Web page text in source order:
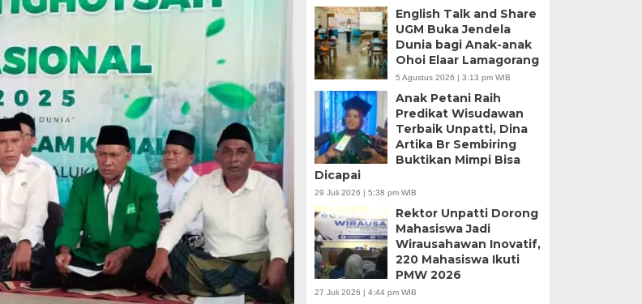
English Talk and Share
UGM Buka Jendela
Dunia bagi Anak-anak
Ohoi Elaar Lamagorang
5 Agustus 2026 | 3:13 pm WIB
Anak Petani Raih
Predikat Wisudawan
Terbaik Unpatti, Dina
Artika Br Sembiring
Buktikan Mimpi Bisa
Dicapai
29 Juli 2026 | 5:38 pm WIB
Rektor Unpatti Dorong
Mahasiswa Jadi
Wirausahawan Inovatif,
220 Mahasiswa Ikuti
PMW 2026
27 Juli 2026 | 4:44 pm WIB